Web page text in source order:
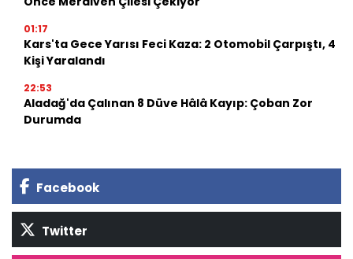
01:17
Kars'ta Gece Yarısı Feci Kaza: 2 Otomobil Çarpıştı, 4
Kişi Yaralandı
22:53
Aladağ'da Çalınan 8 Düve Hâlâ Kayıp: Çoban Zor
Durumda
Facebook
Twitter